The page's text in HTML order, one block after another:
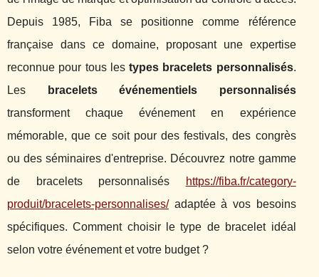
Depuis 1985, Fiba se positionne comme référence
française dans ce domaine, proposant une expertise
reconnue pour tous lestypes bracelets personnalisés.
Les
bracelets événementiels personnalisés
transforment chaque événement en expérience
mémorable, que ce soit pour des festivals, des congrès
ou des séminaires d'entreprise. Découvrez notre gamme
de bracelets personnalisés
https://fiba.fr/category-
produit/bracelets-personnalises/adaptée à vos besoins
spécifiques. Comment choisir le type de bracelet idéal
selon votre événement et votre budget ?